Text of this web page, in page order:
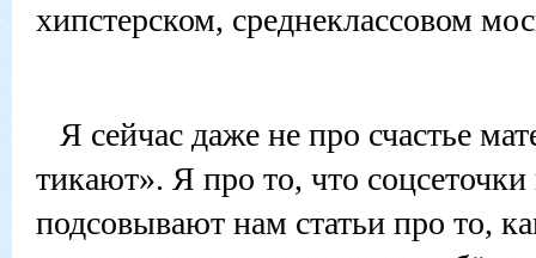
хипстерском, среднеклассовом
Я сейчас даже не про счастье
тикают». Я про то, что
подсовывают нам статьи про то,